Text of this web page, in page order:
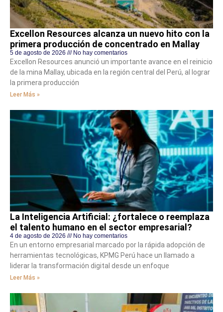
Excellon Resources alcanza un nuevo hito con la
primera producción de concentrado en Mallay
5 de agosto de 2026 No hay comentarios
Excellon Resources anunció un importante avance en el reinicio
de la mina Mallay, ubicada en la región central del Perú, al lograr
la primera producción
Leer Más »
La Inteligencia Artificial: ¿fortalece o reemplaza
el talento humano en el sector empresarial?
4 de agosto de 2026 No hay comentarios
En un entorno empresarial marcado por la rápida adopción de
herramientas tecnológicas, KPMG Perú hace un llamado a
liderar la transformación digital desde un enfoque
Leer Más »